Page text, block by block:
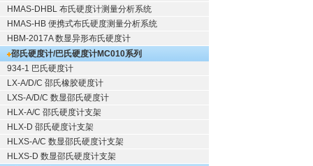
HMAS-DHBL 布氏硬度计测量分析系统
HMAS-HB 便携式布氏硬度测量分析系统
HBM-2017A 数显异形布氏硬度计
邵氏硬度计/巴氏硬度计MC010系列
934-1 巴氏硬度计
LX-A/D/C 邵氏橡胶硬度计
LXS-A/D/C 数显邵氏硬度计
HLX-A/C 邵氏硬度计支架
HLX-D 邵氏硬度计支架
HLXS-A/C 数显邵氏硬度计支架
HLXS-D 数显邵氏硬度计支架